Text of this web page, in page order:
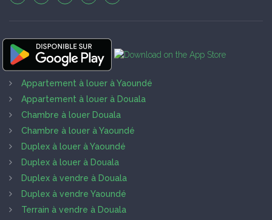
Appartement à louer à Yaoundé
Appartement à louer à Douala
Chambre à louer Douala
Chambre à louer à Yaoundé
Duplex à louer à Yaoundé
Duplex à louer à Douala
Duplex à vendre à Douala
Duplex à vendre Yaoundé
Terrain à vendre à Douala